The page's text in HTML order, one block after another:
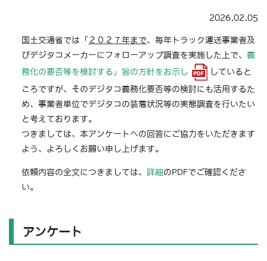
2026.02.05
国土交通省では「 ２０２７年まで、毎年トラック運送事業者及
びデジタコメーカーにフォローアップ調査を実施した上で、 義
務化の要否等を検討する」旨の方針をお示し
していると
ころですが、そのデジタコ義務化要否等の検討にも活用するた
め、事業者単位でデジタコの装着状況等の実態調査を行いたい
と考えております。
つきましては、本アンケートへの回答にご協力をいただきます
よう、よろしくお願い申し上げます。
依頼内容の全文につきましては、 詳細 のPDFでご確認くださ
い。
アンケート